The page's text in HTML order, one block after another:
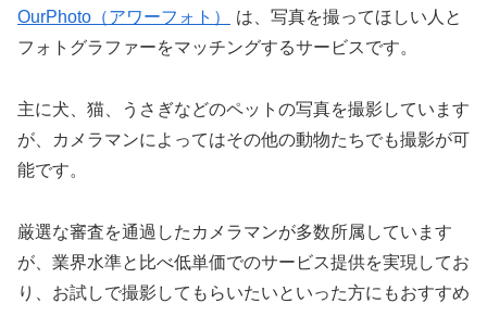
OurPhoto（アワーフォト）
は、写真を撮ってほしい人と
フォトグラファーをマッチングするサービスです。
主に犬、猫、うさぎなどのペットの写真を撮影しています
が、カメラマンによってはその他の動物たちでも撮影が可
能です。
厳選な審査を通過したカメラマンが多数所属しています
が、業界水準と比べ低単価でのサービス提供を実現してお
り、お試しで撮影してもらいたいといった方にもおすすめ